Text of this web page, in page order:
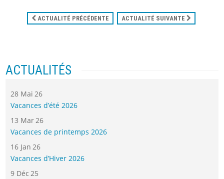
ACTUALITÉ PRÉCÉDENTE ACTUALITÉ SUIVANTE
ACTUALITÉS
28 Mai 26
Vacances d’été 2026
13 Mar 26
Vacances de printemps 2026
16 Jan 26
Vacances d’Hiver 2026
9 Déc 25